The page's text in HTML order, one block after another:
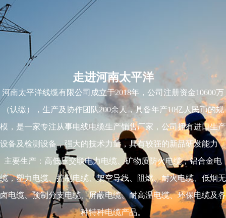
走进河南太平洋
河南太平洋线缆有限公司成立于2018年，公司注册资金10600万
（认缴），生产及协作团队200余人，具备年产10亿人民币的规
模，是一家专注从事电线电缆生产销售厂家，公司拥有进口生产
设备及检测设备，强大的技术力量，具有较强的新品研发能力，
主要生产：高低压交联电力电缆、矿物质防火电缆，铝合金电
缆，塑力电缆、控制电缆、架空导线、阻燃、耐火电缆、低烟无
卤电缆、预制分支电缆、屏蔽电缆、耐高温电缆、环保电缆及各